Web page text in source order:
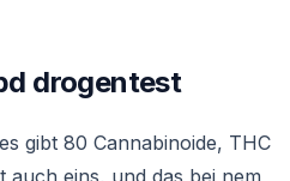
drogentest
gibt 80 Cannabinoide, THC
auch eins, und das bei nem